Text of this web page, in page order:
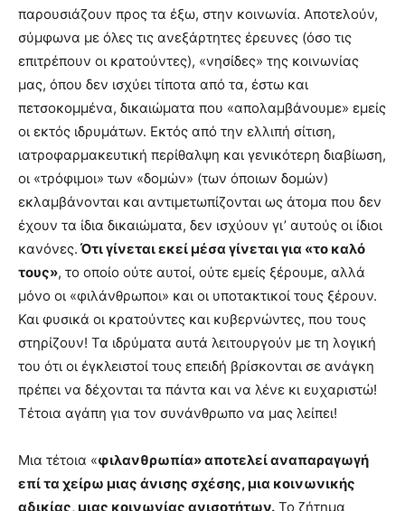
παρουσιάζουν προς τα έξω, στην κοινωνία. Αποτελούν,
σύμφωνα με όλες τις ανεξάρτητες έρευνες (όσο τις
επιτρέπουν οι κρατούντες), «νησίδες» της κοινωνίας
μας, όπου δεν ισχύει τίποτα από τα, έστω και
πετσοκομμένα, δικαιώματα που «απολαμβάνουμε» εμείς
οι εκτός ιδρυμάτων. Εκτός από την ελλιπή σίτιση,
ιατροφαρμακευτική περίθαλψη και γενικότερη διαβίωση,
οι «τρόφιμοι» των «δομών» (των όποιων δομών)
εκλαμβάνονται και αντιμετωπίζονται ως άτομα που δεν
έχουν τα ίδια δικαιώματα, δεν ισχύουν γι’ αυτούς οι ίδιοι
κανόνες. Ότι γίνεται εκεί μέσα γίνεται για «το καλό
τους», το οποίο ούτε αυτοί, ούτε εμείς ξέρουμε, αλλά
μόνο οι «φιλάνθρωποι» και οι υποτακτικοί τους ξέρουν.
Και φυσικά οι κρατούντες και κυβερνώντες, που τους
στηρίζουν! Τα ιδρύματα αυτά λειτουργούν με τη λογική
του ότι οι έγκλειστοί τους επειδή βρίσκονται σε ανάγκη
πρέπει να δέχονται τα πάντα και να λένε κι ευχαριστώ!
Τέτοια αγάπη για τον συνάνθρωπο να μας λείπει!
Μια τέτοια «φιλανθρωπία» αποτελεί αναπαραγωγή
επί τα χείρω μιας άνισης σχέσης, μια κοινωνικής
αδικίας, μιας κοινωνίας ανισοτήτων. Το ζήτημα